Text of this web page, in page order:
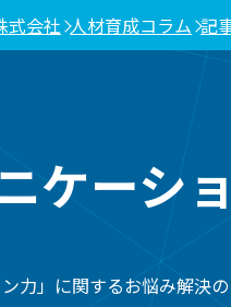
式会社 人材育成コラム 記
ケーシ
力」に関するお悩み解決